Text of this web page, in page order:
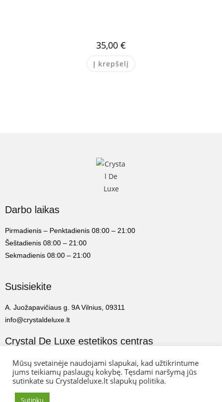
35,00 €
Į krepšelį
Darbo laikas
Pirmadienis – Penktadienis 08:00 – 21:00
Šeštadienis 08:00 – 21:00
Sekmadienis 08:00 – 21:00
Susisiekite
A. Juožapavičiaus g. 9A Vilnius, 09311
info@crystaldeluxe.lt
Crystal De Luxe estetikos centras
2022 Crystal De Luxe estetikos centras. Visos teisės saugomos.
Web Ideas:
Mūsų svetainėje naudojami slapukai, kad užtikrintume
jums teikiamų paslaugų kokybę. Tęsdami naršymą jūs
sutinkate su Crystaldeluxe.lt slapukų politika.
Sutinku